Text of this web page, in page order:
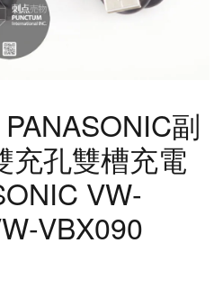
PANASONIC副
充孔雙槽充電
VW-
VBX090